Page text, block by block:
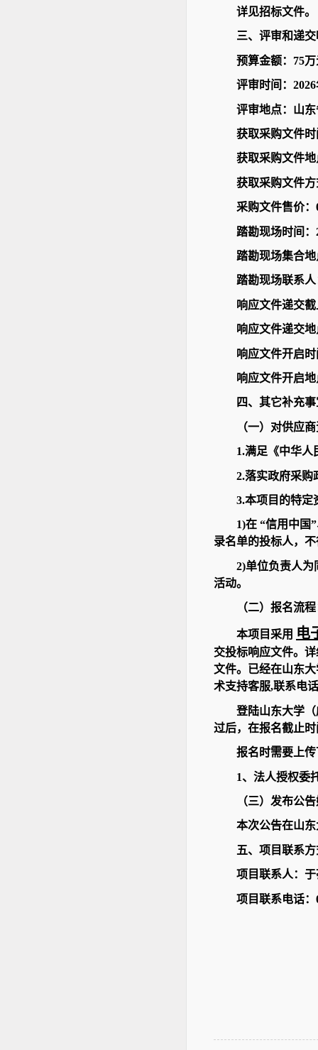
详见招标文件。
三、评审和递
预算金额：75
评审时间：
评审地点：山
获取采购文件时
获取采购文件
获取采购文件
采购文件售价：
踏勘现场时间：
踏勘现场集合
踏勘现场联系
响应文件递交截
响应文件递交
响应文件开启时
响应文件开启
四、其它补充
（一）对供应
1.满足《中华人
2.落实政府采购
3.本项目的特定
1)在 “信用中国
录名单的投标人，
2)单位负责人
活动。
（二）报名流
本项目采用 电
交投标响应文件。
文件。已经在山东
术支持客服,联系电
登陆山东大学
过后，在报名截止
报名时需要上
1、法人授权委
（三）发布公
本次公告在山
五、项目联系
项目联系人：
项目联系电话：